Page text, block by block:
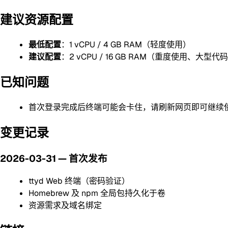
建议资源配置
最低配置：1 vCPU / 4 GB RAM（轻度使用）
建议配置：2 vCPU / 16 GB RAM（重度使用、大型代码
已知问题
首次登录完成后终端可能会卡住，请刷新网页即可继续
变更记录
2026-03-31 — 首次发布
ttyd Web 终端（密码验证）
Homebrew 及 npm 全局包持久化于卷
资源需求及域名绑定